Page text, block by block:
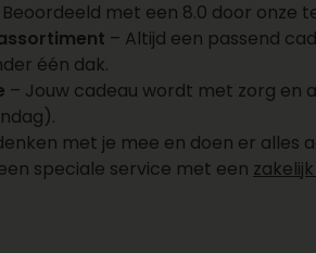
met een 8.0 door onze
– Altijd een passend
één dak.
– Jouw cadeau wordt met zorg en
met je mee en doen er alles
speciale service met een